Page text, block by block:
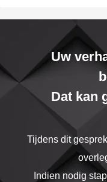
Uw
Dat kan
Tijdens dit
Indien nodig